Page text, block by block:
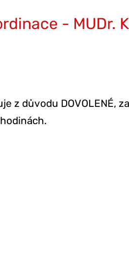
- MUDr.
z důvodu DOVOLENÉ,